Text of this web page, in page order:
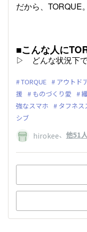
だから、TORQUE。
■こんな人に
▷ どんな状況下で
TORQUE アウトド
援
ものづくり愛
強なスマホ
タフネス
シブ
hirokee、 他51